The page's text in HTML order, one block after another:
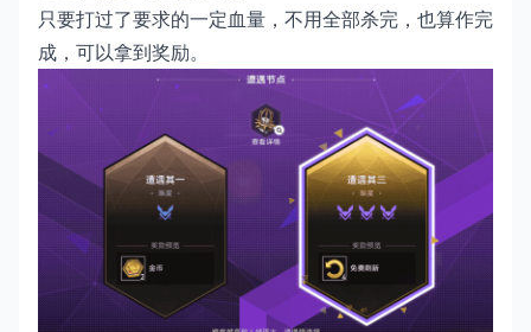
只要打过了要求的一定血量，不用全部杀完，也算作完
成，可以拿到奖励。